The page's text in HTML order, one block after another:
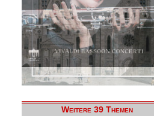
Weitere 39 Themen